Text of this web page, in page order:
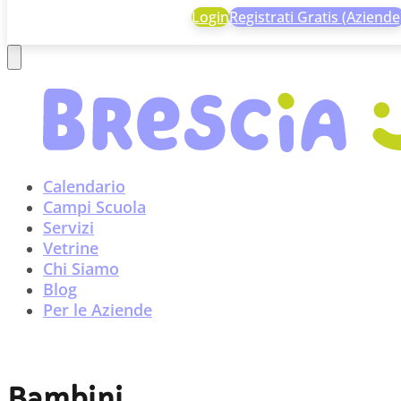
LoginRegistrati Gratis
Calendario
Campi Scuola
Servizi
Vetrine
Chi Siamo
Blog
Per le Aziende